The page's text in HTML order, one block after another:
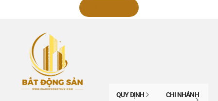
QUY ĐỊNH
CHI NHÁNH